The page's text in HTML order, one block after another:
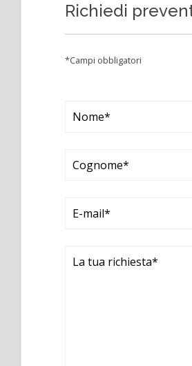
Richiedi
*Campi obbligatori